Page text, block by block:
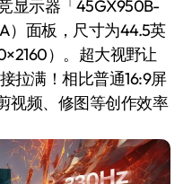
）面板，尺寸为44.5英
）。超大视野让
拉满！相比普通16:9屏
视频、修图等创作效率